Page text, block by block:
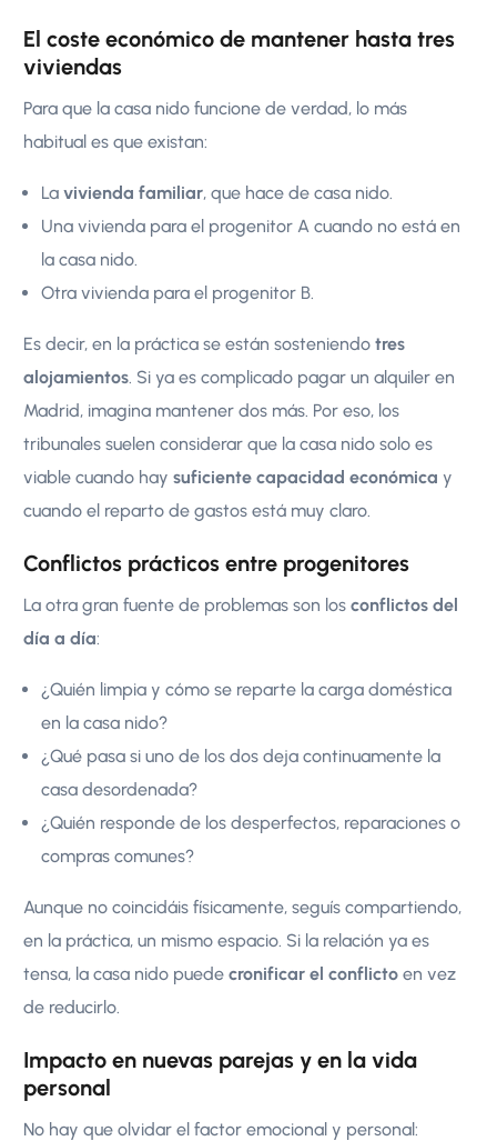
El coste económico de mantener hasta tres
viviendas
Para que la casa nido funcione de verdad, lo más
habitual es que existan:
Lavivienda familiar, que hace de casa nido.
Una vivienda para el progenitor A cuando no está en
la casa nido.
Otra vivienda para el progenitor B.
Es decir, en la práctica se están sosteniendotres
alojamientos. Si ya es complicado pagar un alquiler en
Madrid, imagina mantener dos más. Por eso, los
tribunales suelen considerar que la casa nido solo es
viable cuando haysuficiente capacidad económica y
cuando el reparto de gastos está muy claro.
Conflictos prácticos entre progenitores
La otra gran fuente de problemas son losconflictos del
día a día:
¿Quién limpia y cómo se reparte la carga doméstica
en la casa nido?
¿Qué pasa si uno de los dos deja continuamente la
casa desordenada?
¿Quién responde de los desperfectos, reparaciones o
compras comunes?
Aunque no coincidáis físicamente, seguís compartiendo,
en la práctica, un mismo espacio. Si la relación ya es
tensa, la casa nido puedecronificar el conflicto en vez
de reducirlo.
Impacto en nuevas parejas y en la vida
personal
No hay que olvidar el factor emocional y personal: